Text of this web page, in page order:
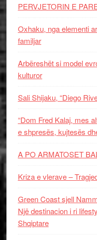
PERVJETORIN E
Oxhaku, nga elementi
familjar
Arbëreshët si model
kulturor
Sali Shijaku, “Diego
“Dom Fred Kalaj, mes
e shpresës, kujtesës
A PO ARMATOSET
Kriza e vlerave –
Green Coast sjell
Një destinacion i ri
Shqiptare